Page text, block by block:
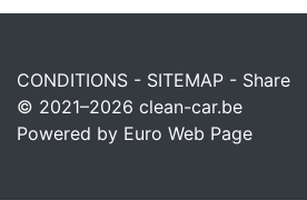
CONDITIONS - SITEMAP - Share
© 2021–2026 clean-car.be
Powered by Euro Web Page